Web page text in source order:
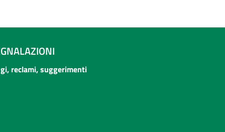
reclami, suggerimenti